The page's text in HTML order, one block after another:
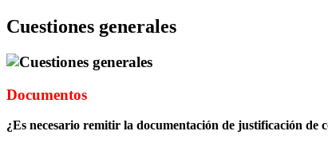
Cuestiones generales
Documentos
¿Es necesario remitir la documentación de justificación de